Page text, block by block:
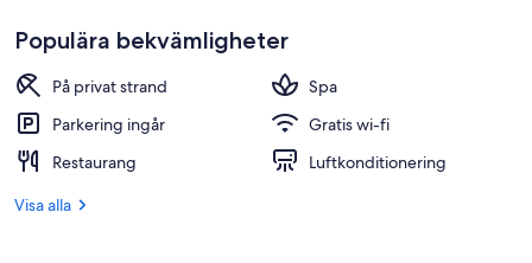
Exteriör
Populära bekvämligheter
På privat strand
Spa
Parkering ingår
Gratis wi-fi
Restaurang
Luftkonditionering
Visa alla